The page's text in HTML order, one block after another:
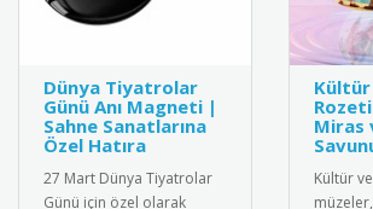
Dünya Tiyatrolar
Günü Anı Magneti |
Sahne Sanatlarına
Özel Hatıra
27 Mart Dünya Tiyatrolar
Günü için özel olarak
Miras
Kültür